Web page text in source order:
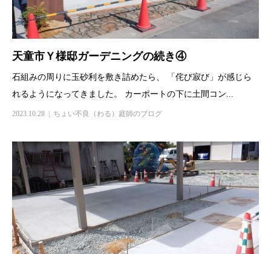
天童市Ｙ様邸ガーデニングの続き④
石組みの周りに玉砂利を敷き詰めたら、 「侘び寂び」が感じら
れるようになってきました。 カーポートの下に土間コン...
2023.10.28 ちょい不良（わる）庭師のブログ